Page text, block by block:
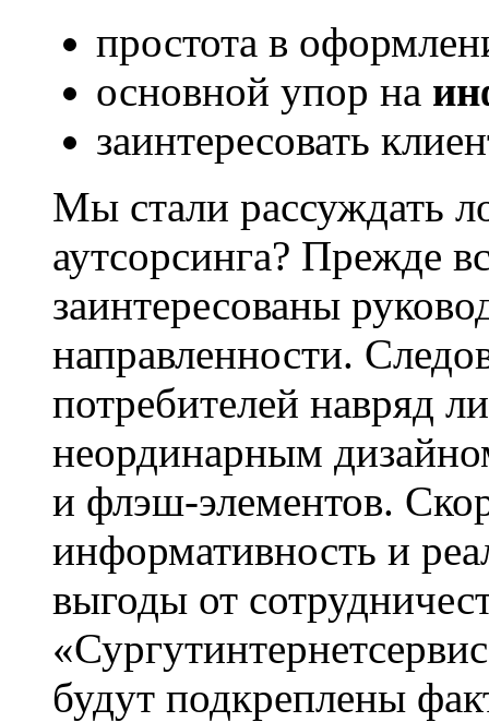
простота в
основной упор на
заинтересовать
Мы стали рассуждать
аутсорсинга? Прежде
заинтересованы
направленности.
потребителей навряд
неординарным
и флэш-элементов.
информативность и
выгоды от
будут подкреплены